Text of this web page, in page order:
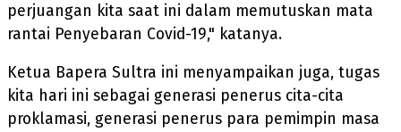
perjuangan kita saat ini dalam memutuskan mata
rantai Penyebaran Covid-19," katanya.
Ketua Bapera Sultra ini menyampaikan juga, tugas
kita hari ini sebagai generasi penerus cita-cita
proklamasi, generasi penerus para pemimpin masa